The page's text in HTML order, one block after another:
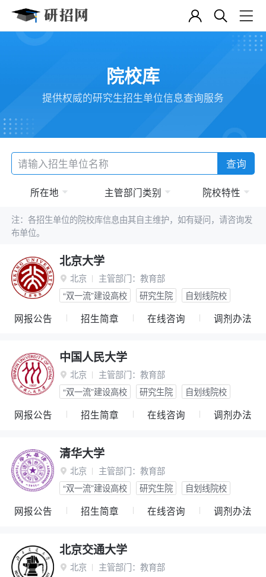
院校库
提供权威的研究生招生单位信息查询服务
查询
所在地 主管部门类别 院校特性
注：各招生单位的院校库信息由其自主维护，如有疑问，请咨询发
布单位。
北京大学
 北京 主管部门： 教育部
“双一流”建设高校
研究生院 自划线院校
网报公告 招生简章 在线咨询 调剂办法
中国人民大学
 北京 主管部门： 教育部
“双一流”建设高校
研究生院 自划线院校
网报公告 招生简章 在线咨询 调剂办法
清华大学
 北京 主管部门： 教育部
“双一流”建设高校
研究生院 自划线院校
网报公告 招生简章 在线咨询 调剂办法
北京交通大学
 北京 主管部门： 教育部